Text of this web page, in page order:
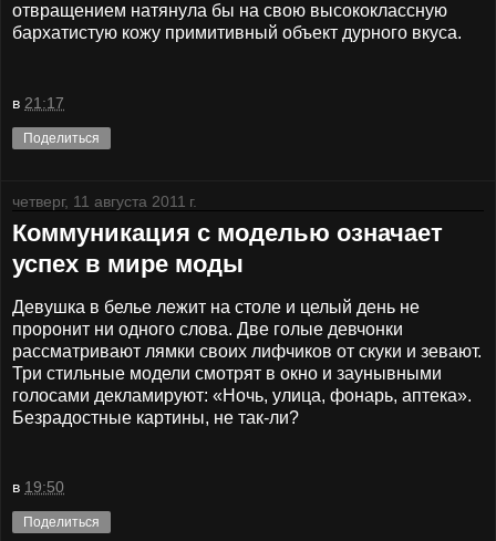
отвращением натянула бы на свою высококлассную
бархатистую кожу примитивный объект дурного вкуса.
в 21:17
Поделиться
четверг, 11 августа 2011 г.
Коммуникация с моделью означает
успех в мире моды
Девушка в белье лежит на столе и целый день не
проронит ни одного слова. Две голые девчонки
рассматривают лямки своих лифчиков от скуки и зевают.
Три стильные модели смотрят в окно и заунывными
голосами декламируют: «Ночь, улица, фонарь, аптека».
Безрадостные картины, не так-ли?
в 19:50
Поделиться